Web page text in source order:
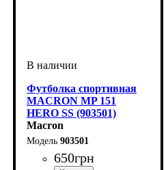
Футболка спортивная
MACRON MP 151
HERO SS (903501)
Macron
903501
650грн